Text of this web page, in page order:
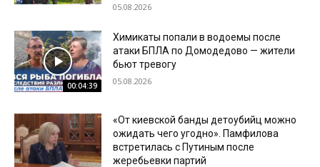
05.08.2026
00:04:39
Химикаты попали в водоемы после
атаки БПЛА по Домодедово — жители
бьют тревогу
05.08.2026
«От киевской банды детоубийц можно
ожидать чего угодно». Памфилова
встретилась с Путиным после
жеребьевки партий